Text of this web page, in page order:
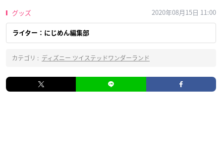
グッズ 2020年08月15日 11:00
ライター：にじめん編集部
カテゴリ : ディズニー ツイステッドワンダーランド